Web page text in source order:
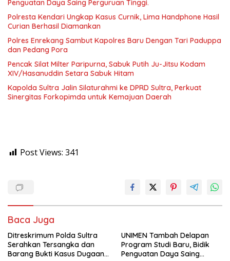
Penguatan Daya Saing Perguruan Tinggi.
Polresta Kendari Ungkap Kasus Curnik, Lima Handphone Hasil
Curian Berhasil Diamankan
Polres Enrekang Sambut Kapolres Baru Dengan Tari Paduppa
dan Pedang Pora
Pencak Silat Milter Paripurna, Sabuk Putih Ju-Jitsu Kodam
XIV/Hasanuddin Setara Sabuk Hitam
Kapolda Sultra Jalin Silaturahmi ke DPRD Sultra, Perkuat
Sinergitas Forkopimda untuk Kemajuan Daerah
Post Views: 341
Baca Juga
Ditreskrimum Polda Sultra
Serahkan Tersangka dan
Barang Bukti Kasus Dugaan
UNIMEN Tambah Delapan
Program Studi Baru, Bidik
Penguatan Daya Saing